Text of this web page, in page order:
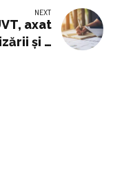
NEXT
axat
și a